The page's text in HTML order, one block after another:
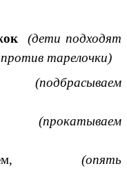
(дети подходят
тарелочки)
(подбрасываем
(прокатываем
(опять